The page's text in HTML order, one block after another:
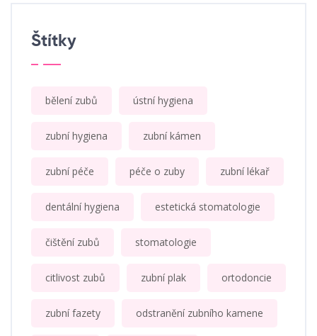
Štítky
bělení zubů ústní hygiena
zubní hygiena zubní kámen
zubní péče péče o zuby zubní lékař
dentální hygiena estetická stomatologie
čištění zubů stomatologie
citlivost zubů zubní plak ortodoncie
zubní fazety odstranění zubního kamene